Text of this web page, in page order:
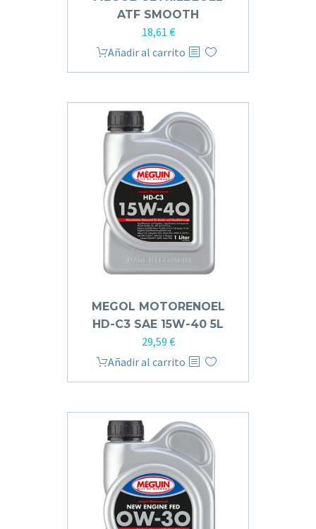
ATF SMOOTH
18,61 €
Añadir al carrito
MEGOL MOTO­RE­NOEL
HD-C3 SAE 15W-40 5L
29,59 €
Añadir al carrito